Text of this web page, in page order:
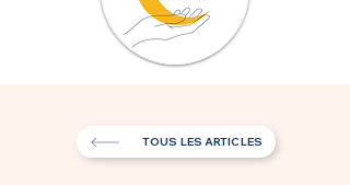
TOUS LES ARTICLES